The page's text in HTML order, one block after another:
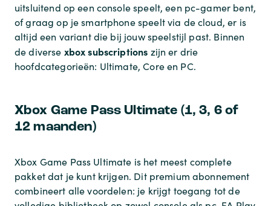
uitsluitend op een console speelt, een pc-gamer bent,
of graag op je smartphone speelt via de cloud, er is
altijd een variant die bij jouw speelstijl past. Binnen
de diverse xbox subscriptions zijn er drie
hoofdcategorieën: Ultimate, Core en PC.
Xbox Game Pass Ultimate (1, 3, 6 of
12 maanden)
Xbox Game Pass Ultimate is het meest complete
pakket dat je kunt krijgen. Dit premium abonnement
combineert alle voordelen: je krijgt toegang tot de